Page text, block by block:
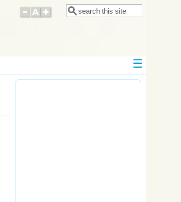
Форма поиска
Поиск